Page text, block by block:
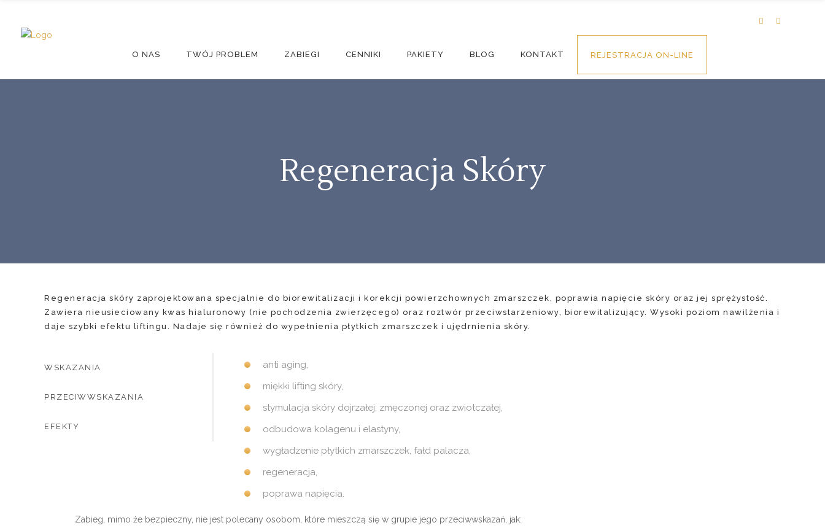
O NAS TWÓJ PROBLEM ZABIEGI CENNIKI PAKIETY BLOG KONTAKT REJESTRACJA ON-LINE
Regeneracja Skóry
Regeneracja skóry zaprojektowana specjalnie do biorewitalizacji i korekcji powierzchownych zmarszczek, poprawia napięcie skóry oraz jej sprężystość.
Zawiera nieusieciowany kwas hialuronowy (nie pochodzenia zwierzęcego) oraz roztwór przeciwstarzeniowy, biorewitalizujący. Wysoki poziom nawilżenia i
daje szybki efektu liftingu. Nadaje się również do wypełnienia płytkich zmarszczek i ujędrnienia skóry.
WSKAZANIA
PRZECIWWSKAZANIA
EFEKTY
anti aging,
miękki lifting skóry,
stymulacja skóry dojrzałej, zmęczonej oraz zwiotczałej,
odbudowa kolagenu i elastyny,
wygładzenie płytkich zmarszczek, fałd palacza,
regeneracja,
poprawa napięcia.
Zabieg, mimo że bezpieczny, nie jest polecany osobom, które mieszczą się w grupie jego przeciwwskazań, jak: